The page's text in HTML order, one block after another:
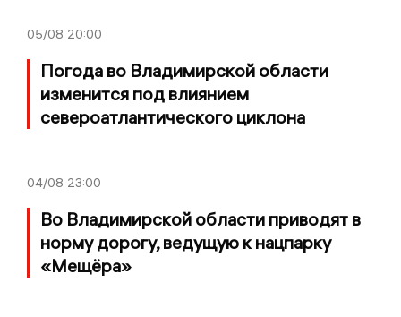
05/08 20:00
Погода во Владимирской области
изменится под влиянием
североатлантического циклона
04/08 23:00
Во Владимирской области приводят в
норму дорогу, ведущую к нацпарку
«Мещёра»